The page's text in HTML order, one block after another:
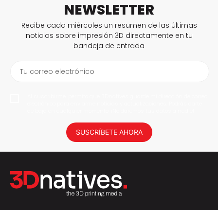
NEWSLETTER
Recibe cada miércoles un resumen de las últimas
noticias sobre impresión 3D directamente en tu
bandeja de entrada
Tu correo electrónico
SUSCRÍBETE AHORA